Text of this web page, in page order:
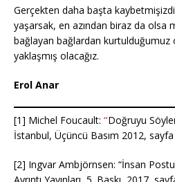
Gerçekten daha başta
yaşarsak, en azından biraz da olsa
bağlayan bağlardan kurtulduğumuz
yaklaşmış olacağız.
Erol Anar
[1] Michel Foucault: “Doğruyu
İstanbul, Üçüncü Basım 2012,
[2] Ingvar Ambjörnsen: “İnsan